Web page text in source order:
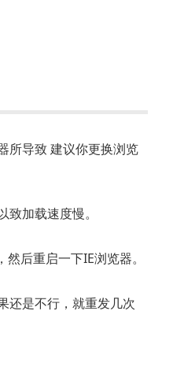
所导致 建议你更换浏览
加载速度慢。
后重启一下IE浏览器。
还是不行，就重发几次